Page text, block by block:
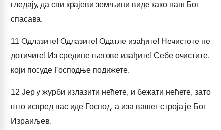
гледају, да сви крајеви земљини виде како наш Бог
спасава.
11 Одлазите! Одлазите! Одатле изађите! Нечистоте не
дотичите! Из средине његове изађите! Себе очистите,
који посуде Господње подижете.
12 Јер у журби излазити нећете, и бежати нећете, зато
што испред вас иде Господ, а иза вашег строја је Бог
Израиљев.